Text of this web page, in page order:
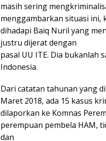
masih sering
menggambarkan situasi ini,
dihadapi Baiq Nuril yang
justru dijerat dengan
pasal UU ITE. Dia bukanlah
Indonesia.
Dari catatan tahunan yang
Maret 2018, ada 15 kasus
dilaporkan ke Komnas
perempuan pembela HAM,
dan